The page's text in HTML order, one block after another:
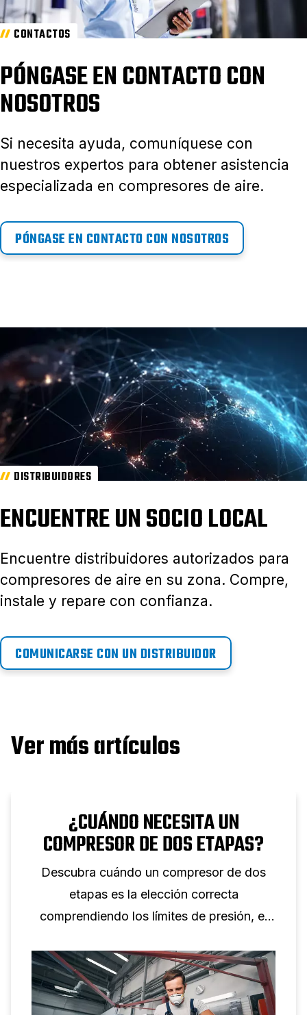
CONTACTOS
PÓNGASE EN CONTACTO CON
NOSOTROS
Si necesita ayuda, comuníquese con
nuestros expertos para obtener asistencia
especializada en compresores de aire.
PÓNGASE EN CONTACTO CON NOSOTROS
DISTRIBUIDORES
ENCUENTRE UN SOCIO LOCAL
Encuentre distribuidores autorizados para
compresores de aire en su zona. Compre,
instale y repare con confianza.
COMUNICARSE CON UN DISTRIBUIDOR
Ver más artículos
¿CUÁNDO NECESITA UN
COMPRESOR DE DOS ETAPAS?
Descubra cuándo un compresor de dos
etapas es la elección correcta
comprendiendo los límites de presión, el
industriales reales.